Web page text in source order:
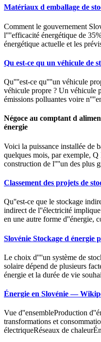
Matériaux d emballage de
Comment le gouvernement
l''''efficacité énergétique de
énergétique actuelle et les
Qu est-ce qu un véhicule de
Qu''''est-ce qu''''un véhicule
véhicule propre ? Un véhicule
émissions polluantes voire
Négoce au comptant d
énergie
Voici la puissance installée de
quelques mois, par exemple,
construction de l''''un des plus
Classement des projets de
Qu''est-ce que le stockage
indirect de l''électricité
en une autre forme d''énergie,
Slovénie Stockage d énergie
Le choix d''''un système de
solaire dépend de plusieurs
énergie et la durée de vie
Énergie en Slovénie —
Vue d''ensembleProduction
transformations et
électriqueRéseaux de